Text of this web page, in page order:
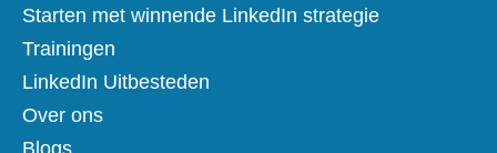
Starten met winnende LinkedIn strategie
Trainingen
LinkedIn Uitbesteden
Over ons